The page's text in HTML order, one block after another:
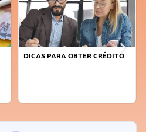
FAÇA A DIFERENÇA: SEJA